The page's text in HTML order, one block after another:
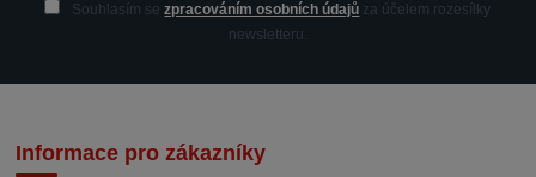
Souhlasím sezpracováním osobních údajů za účelem rozesílky
newsletteru.
Informace pro zákazníky